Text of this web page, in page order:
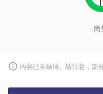
尚
內容已至結尾。請注意，部